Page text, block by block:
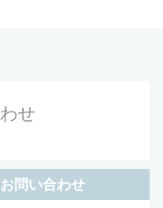
せ
問い合わせ